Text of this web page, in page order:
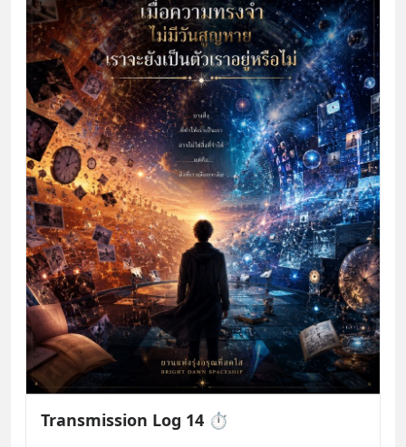
Transmission Log 14 ⏱️